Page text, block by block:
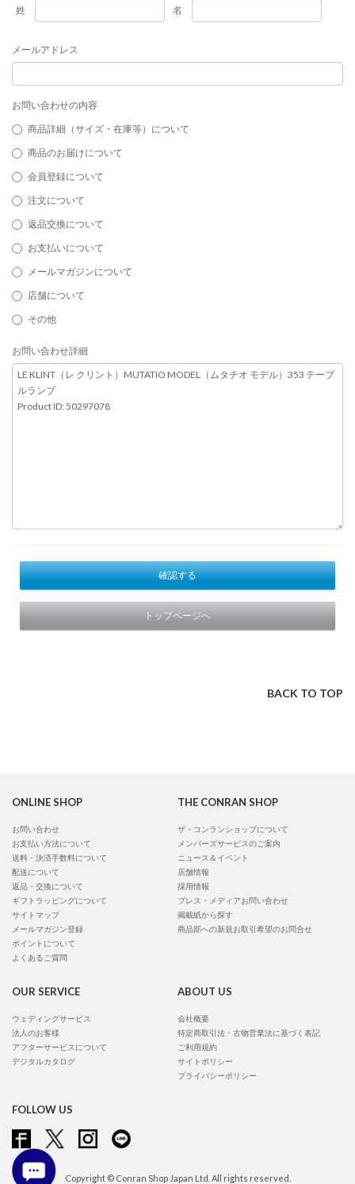
姓
名
メールアドレス
お問い合わせの内容
商品詳細（サイズ・在庫等）について
商品のお届けについて
会員登録について
注文について
返品交換について
お支払いについて
メールマガジンについて
店舗について
その他
お問い合わせ詳細
確認する
トップページへ
BACK TO TOP
ONLINE SHOP
お問い合わせ
お支払い方法について
送料・決済手数料について
配送について
返品・交換について
ギフトラッピングについて
サイトマップ
メールマガジン登録
ポイントについて
よくあるご質問
THE CONRAN SHOP
ザ・コンランショップについて
メンバーズサービスのご案内
ニュース＆イベント
店舗情報
採用情報
プレス・メディアお問い合わせ
掲載紙から探す
商品部への新規お取引希望のお問合せ
OUR SERVICE
ウェディングサービス
法人のお客様
アフターサービスについて
デジタルカタログ
ABOUT US
会社概要
特定商取引法・古物営業法に基づく表記
ご利用規約
サイトポリシー
プライバシーポリシー
FOLLOW US
Copyright © Conran Shop Japan Ltd. All rights reserved.